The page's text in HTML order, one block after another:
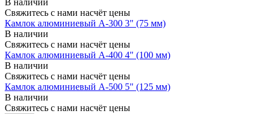
В наличии
Свяжитесь с нами насчёт цены
Камлок алюминиевый A-300 3" (75 мм)
В наличии
Свяжитесь с нами насчёт цены
Камлок алюминиевый A-400 4" (100 мм)
В наличии
Свяжитесь с нами насчёт цены
Камлок алюминиевый A-500 5" (125 мм)
В наличии
Свяжитесь с нами насчёт цены